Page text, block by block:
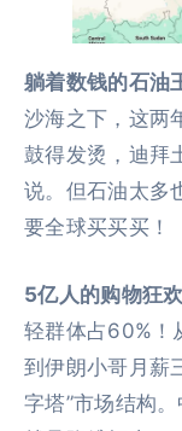
躺着数钱的石油
沙海之下，这两
鼓得发烫，迪拜
说。但石油太多
要全球买买买！
5亿人的购物狂欢
轻群体占60%！
到伊朗小哥月薪
字塔”市场结构